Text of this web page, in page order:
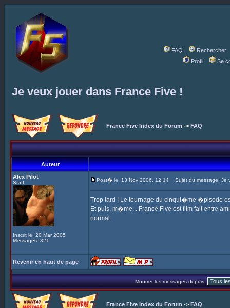
FAQ
Rechercher
Profil
Se
Je veux jouer dans France Five !
France Five Index du Forum -> FAQ
Auteur
Alex Pilot
Staff
Inscrit le: 20 Mar 2005
Messages: 321
Post� le: 13 Nov 2006, 12:14 Sujet du message: Je
Trop tard ! Le tournage du cinqui�me �pisode
Et puis, m�me... France Five est film fait entre
normal.
Revenir en haut de page
Montrer les messages depuis:
France Five Index du Forum -> FAQ